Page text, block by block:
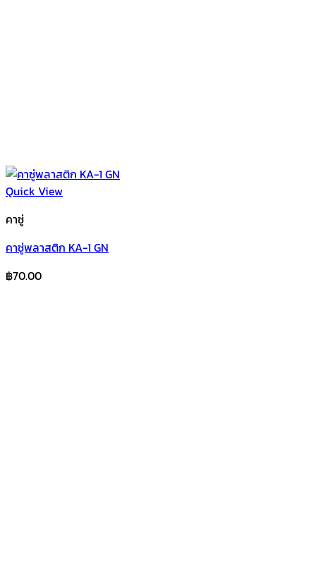
Quick View
คาซู่
คาซู่พลาสติก KA-1 GN
฿70.00